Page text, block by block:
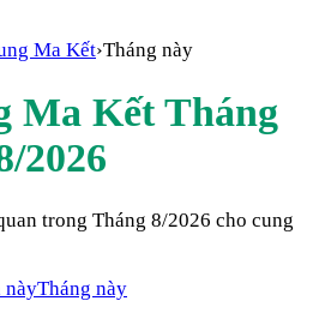
Ma Kết›Tháng này
Ma Kết Tháng
2026
trong Tháng 8/2026 cho cung
nàyTháng này